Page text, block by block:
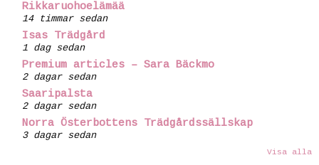
Rikkaruohoelämää
14 timmar sedan
Isas Trädgård
1 dag sedan
Premium articles – Sara Bäckmo
2 dagar sedan
Saaripalsta
2 dagar sedan
Norra Österbottens Trädgårdssällskap
3 dagar sedan
Visa alla